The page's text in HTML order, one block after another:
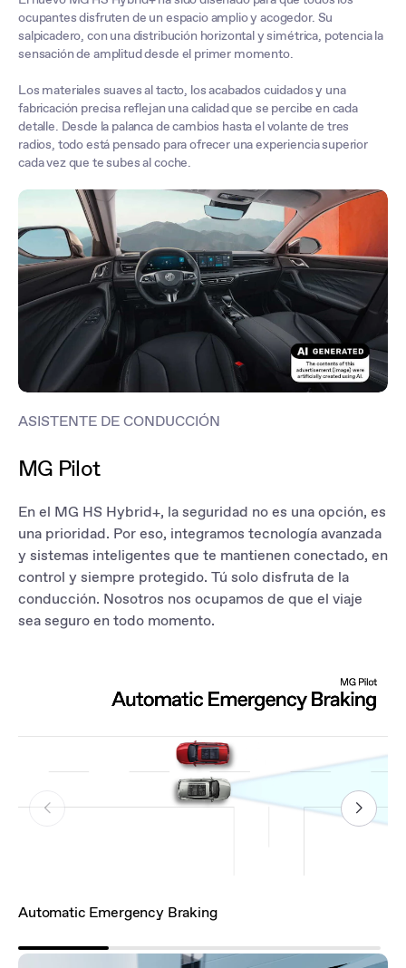
ocupantes disfruten de un espacio amplio y acogedor. Su
salpicadero, con una distribución horizontal y simétrica, potencia la
sensación de amplitud desde el primer momento.
Los materiales suaves al tacto, los acabados cuidados y una
fabricación precisa reflejan una calidad que se percibe en cada
detalle. Desde la palanca de cambios hasta el volante de tres
radios, todo está pensado para ofrecer una experiencia superior
cada vez que te subes al coche.
ASISTENTE DE CONDUCCIÓN
MG Pilot
En el MG HS Hybrid+, la seguridad no es una opción, es
una prioridad. Por eso, integramos tecnología avanzada
y sistemas inteligentes que te mantienen conectado, en
control y siempre protegido. Tú solo disfruta de la
conducción. Nosotros nos ocupamos de que el viaje
sea seguro en todo momento.
Automatic Emergency Braking